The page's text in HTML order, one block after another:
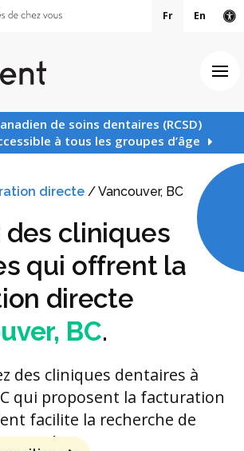
Fr En
de soins dentaires (RCSD)
à tous les groupes d’âge
directe /Vancouver, BC
des cliniques
qui offrent la
directe
BC.
des cliniques dentaires à
qui proposent la facturation
facilite la recherche de